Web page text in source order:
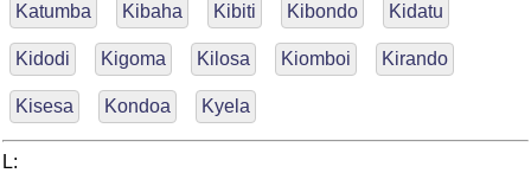
Katumba Kibaha Kibiti Kibondo Kidatu
Kidodi Kigoma Kilosa Kiomboi Kirando
Kisesa Kondoa Kyela
L: